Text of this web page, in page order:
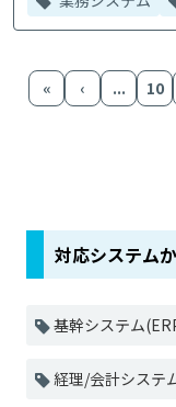
« ‹ ... 10
対応システム
基幹システム
経理/会計システ